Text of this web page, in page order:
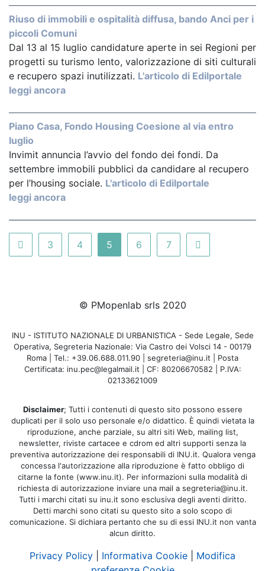
Riuso di immobili e ospitalità diffusa, bando Anci per i
piccoli Comuni
Dal 13 al 15 luglio candidature aperte in sei Regioni per
progetti su turismo lento, valorizzazione di siti culturali
e recupero spazi inutilizzati. L'articolo di Edilportale
leggi ancora
Piano Casa, Fondo Housing Coesione al via entro
luglio
Invimit annuncia l’avvio del fondo dei fondi. Da
settembre immobili pubblici da candidare al recupero
per l’housing sociale. L'articolo di Edilportale
leggi ancora
3 4 5 6 7
© PMopenlab srls 2020
INU - ISTITUTO NAZIONALE DI URBANISTICA - Sede Legale, Sede
Operativa, Segreteria Nazionale: Via Castro dei Volsci 14 - 00179
Roma | Tel.: +39.06.688.011.90 | segreteria@inu.it | Posta
Certificata: inu.pec@legalmail.it | CF: 80206670582 | P.IVA:
02133621009
Disclaimer; Tutti i contenuti di questo sito possono essere
duplicati per il solo uso personale e/o didattico. È quindi vietata la
riproduzione, anche parziale, su altri siti Web, mailing list,
newsletter, riviste cartacee e cdrom ed altri supporti senza la
preventiva autorizzazione dei responsabili di INU.it. Qualora venga
concessa l'autorizzazione alla riproduzione è fatto obbligo di
citarne la fonte (www.inu.it). Per informazioni sulla modalità di
richiesta di autorizzazione inviare una mail a segreteria@inu.it.
Tutti i marchi citati su inu.it sono esclusiva degli aventi diritto.
Detti marchi sono citati su questo sito a solo scopo di
comunicazione. Si dichiara pertanto che su di essi INU.it non vanta
alcun diritto.
Privacy Policy Informativa Cookie
Modifica